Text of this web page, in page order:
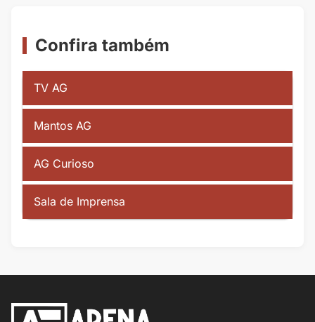
Confira também
TV AG
Mantos AG
AG Curioso
Sala de Imprensa